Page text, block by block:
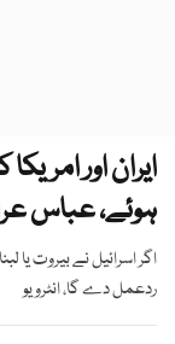
ایران اور
ہوئے، عباس
اگر اسرائیل نے بیروت
ردعمل دے گا، انٹرویو